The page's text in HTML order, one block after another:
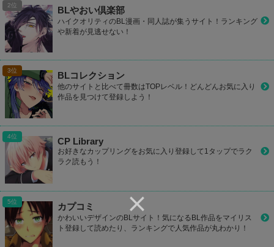
BLやおい倶楽部
ハイクオリティのBL漫画・同人誌が集うサイト！ランキング
や新着が見逃せない！
BLコレクション
他のサイトと比べて冊数はTOPレベル！どんどんお気に入り
作品を見つけて登録しよう！
CP Library
お好きなカップリングをお気に入り登録して1タップでラク
ラク読もう！
カプコミ
かわいいデザインのBLサイト！気になるBL作品をマイリス
ト登録して読めたり、ランキングで人気作品が丸わかり！